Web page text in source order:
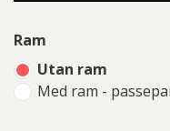
Ram
Utan ram
Med ram -